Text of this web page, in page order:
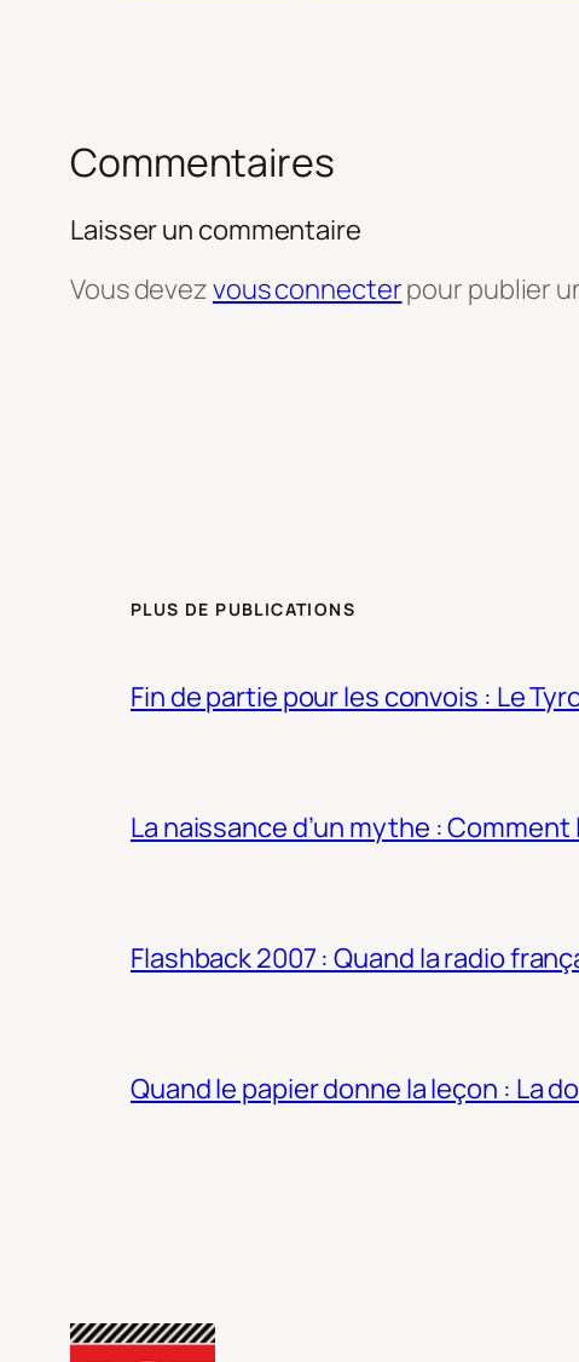
Commentaires
Laisser un commentaire
Vous devezvous connecterpour publier
PLUS DE PUBLICATIONS
Fin de partie pour les convois : Le
La naissance d’un mythe :
Flashback 2007 : Quand la radio
Quand le papier donne la leçon : La